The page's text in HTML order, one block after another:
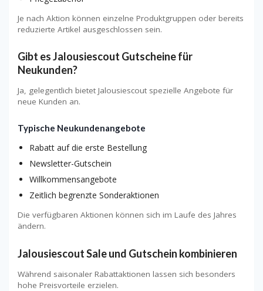
Je nach Aktion können einzelne Produktgruppen oder bereits
reduzierte Artikel ausgeschlossen sein.
Gibt es Jalousiescout Gutscheine für
Neukunden?
Ja, gelegentlich bietet Jalousiescout spezielle Angebote für
neue Kunden an.
Typische Neukundenangebote
Rabatt auf die erste Bestellung
Newsletter-Gutschein
Willkommensangebote
Zeitlich begrenzte Sonderaktionen
Die verfügbaren Aktionen können sich im Laufe des Jahres
ändern.
Jalousiescout Sale und Gutschein kombinieren
Während saisonaler Rabattaktionen lassen sich besonders
hohe Preisvorteile erzielen.